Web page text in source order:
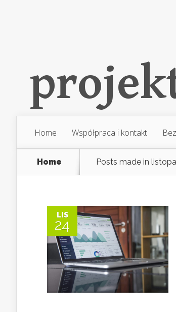
Home Współpraca i kontakt
Home Posts made in
LIS
24